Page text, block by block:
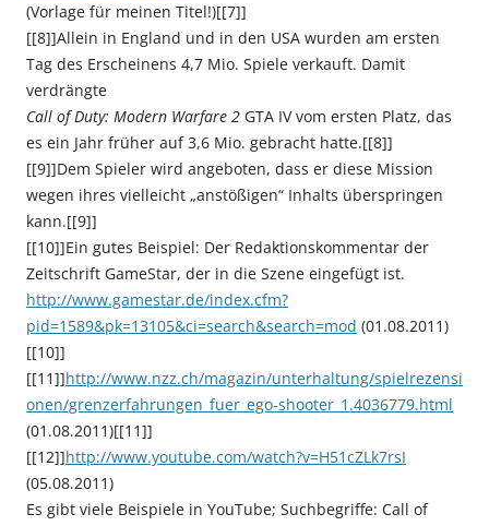
(Vorlage für meinen Titel!)[[7]]
[[8]]Allein in England und in den USA wurden am ersten
Tag des Erscheinens 4,7 Mio. Spiele verkauft. Damit
verdrängte
Call of Duty: Modern Warfare 2 GTA IV vom ersten Platz, das
es ein Jahr früher auf 3,6 Mio. gebracht hatte.[[8]]
[[9]]Dem Spieler wird angeboten, dass er diese Mission
wegen ihres vielleicht „anstößigen“ Inhalts überspringen
kann.[[9]]
[[10]]Ein gutes Beispiel: Der Redaktionskommentar der
Zeitschrift GameStar, der in die Szene eingefügt ist.
http://www.gamestar.de/index.cfm?
pid=1589&pk=13105&ci=search&search=mod (01.08.2011)
[[10]]
[[11]]http://www.nzz.ch/magazin/unterhaltung/spielrezensi
onen/grenzerfahrungen_fuer_ego-shooter_1.4036779.html
(01.08.2011)[[11]]
[[12]]http://www.youtube.com/watch?v=H51cZLk7rsI
(05.08.2011)
Es gibt viele Beispiele in YouTube; Suchbegriffe: Call of